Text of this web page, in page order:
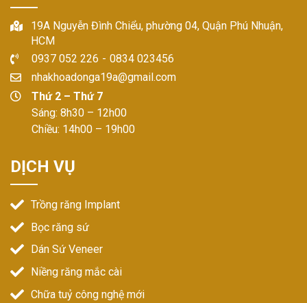
19A Nguyễn Đình Chiểu, phường 04, Quận Phú Nhuận,
HCM
0937 052 226 - 0834 023456
nhakhoadonga19a@gmail.com
Thứ 2 – Thứ 7
Sáng: 8h30 – 12h00
Chiều: 14h00 – 19h00
DỊCH VỤ
Trồng răng Implant
Bọc răng sứ
Dán Sứ Veneer
Niềng răng mắc cài
Chữa tuỷ công nghệ mới